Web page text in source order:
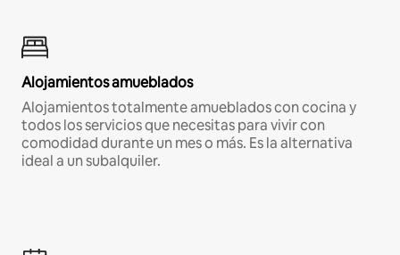
Alojamientos amueblados
Alojamientos totalmente amueblados con cocina y
todos los servicios que necesitas para vivir con
comodidad durante un mes o más. Es la alternativa
ideal a un subalquiler.